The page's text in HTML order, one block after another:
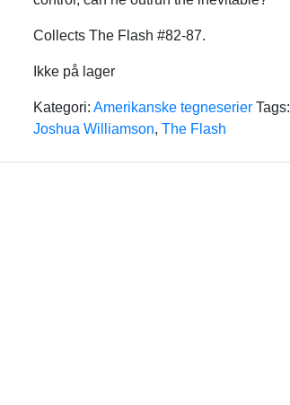
Collects The Flash #82-87.
Ikke på lager
Kategori: Amerikanske tegneserier Tags:
Joshua Williamson, The Flash